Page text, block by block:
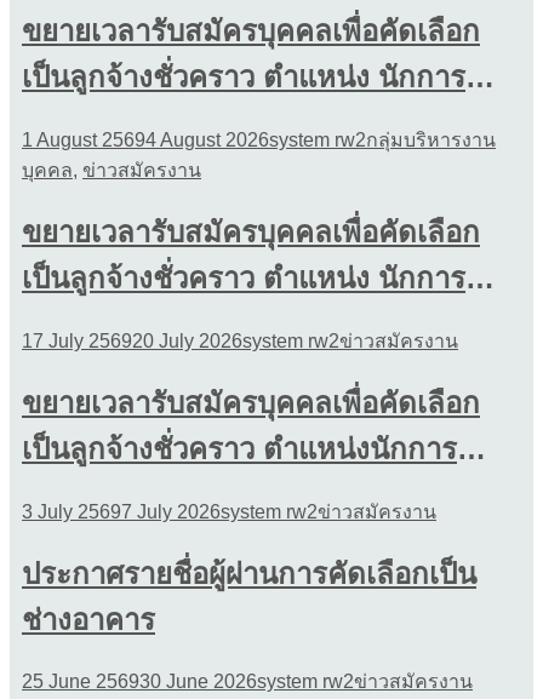
ขยายเวลารับสมัครบุคคลเพื่อคัดเลือก
เป็นลูกจ้างชั่วคราว ตำแหน่ง นักการ
1 August 25694 August 2026system rw2กลุ่มบริหารงาน
บุคคล, ข่าวสมัครงาน
ขยายเวลารับสมัครบุคคลเพื่อคัดเลือก
เป็นลูกจ้างชั่วคราว ตำแหน่ง นักการ
17 July 256920 July 2026system rw2ข่าวสมัครงาน
ขยายเวลารับสมัครบุคคลเพื่อคัดเลือก
เป็นลูกจ้างชั่วคราว ตำแหน่งนักการ
3 July 25697 July 2026system rw2ข่าวสมัครงาน
ประกาศรายชื่อผู้ผ่านการคัดเลือกเป็น
ช่างอาคาร
25 June 256930 June 2026system rw2ข่าวสมัครงาน